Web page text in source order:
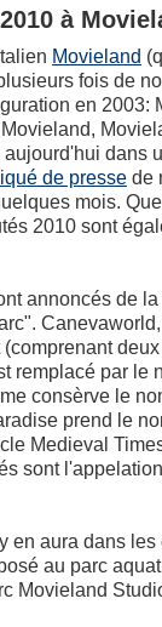
à
Movieland
fois de
en 2003:
aujourd'hui dans
de pressede
mois.
2010 sont
annoncés de
remplacé par le
consèrve le
prend le
Medieval
sont
en aura dans les
au parc
Movieland